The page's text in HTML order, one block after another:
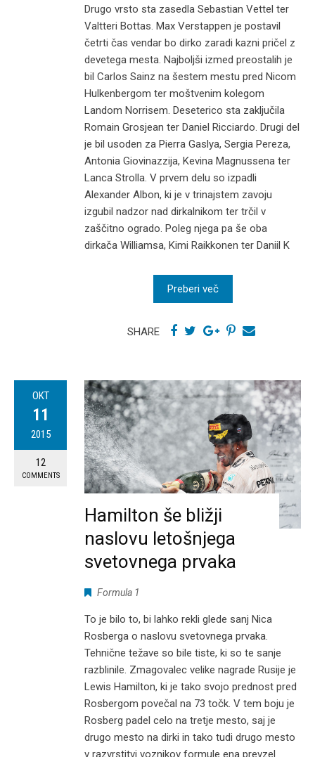
Drugo vrsto sta zasedla Sebastian Vettel ter
Valtteri Bottas. Max Verstappen je postavil
četrti čas vendar bo dirko zaradi kazni pričel z
devetega mesta. Najboljši izmed preostalih je
bil Carlos Sainz na šestem mestu pred Nicom
Hulkenbergom ter moštvenim kolegom
Landom Norrisem. Deseterico sta zaključila
Romain Grosjean ter Daniel Ricciardo. Drugi del
je bil usoden za Pierra Gaslya, Sergia Pereza,
Antonia Giovinazzija, Kevina Magnussena ter
Lanca Strolla. V prvem delu so izpadli
Alexander Albon, ki je v trinajstem zavoju
izgubil nadzor nad dirkalnikom ter trčil v
zaščitno ogrado. Poleg njega pa še oba
dirkača Williamsa, Kimi Raikkonen ter Daniil K
Preberi več
SHARE
OKT
11
2015
12
COMMENTS
Hamilton še bližji
naslovu letošnjega
svetovnega prvaka
Formula 1
To je bilo to, bi lahko rekli glede sanj Nica
Rosberga o naslovu svetovnega prvaka.
Tehnične težave so bile tiste, ki so te sanje
razblinile. Zmagovalec velike nagrade Rusije je
Lewis Hamilton, ki je tako svojo prednost pred
Rosbergom povečal na 73 točk. V tem boju je
Rosberg padel celo na tretje mesto, saj je
drugo mesto na dirki in tako tudi drugo mesto
v razvrstitvi voznikov formule ena prevzel